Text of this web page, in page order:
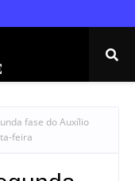
fase do Auxílio
feira